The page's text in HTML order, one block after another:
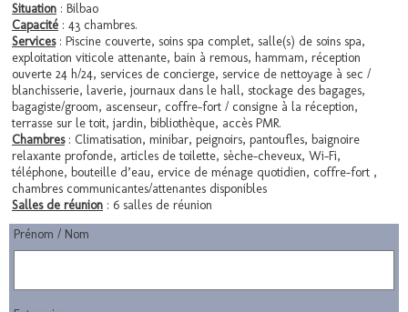
Situation : Bilbao
Capacité : 43 chambres.
Services: Piscine couverte, soins spa complet, salle(s) de soins spa,
exploitation viticole attenante, bain à remous, hammam, réception
ouverte 24 h/24, services de concierge, service de nettoyage à sec /
blanchisserie, laverie, journaux dans le hall, stockage des bagages,
bagagiste/groom, ascenseur, coffre-fort / consigne à la réception,
terrasse sur le toit, jardin, bibliothèque, accès PMR.
Chambres: Climatisation, minibar, peignoirs, pantoufles, baignoire
relaxante profonde, articles de toilette, sèche-cheveux, Wi-Fi,
téléphone, bouteille d’eau, ervice de ménage quotidien, coffre-fort ,
chambres communicantes/attenantes disponibles
Salles de réunion : 6 salles de réunion
Prénom / Nom